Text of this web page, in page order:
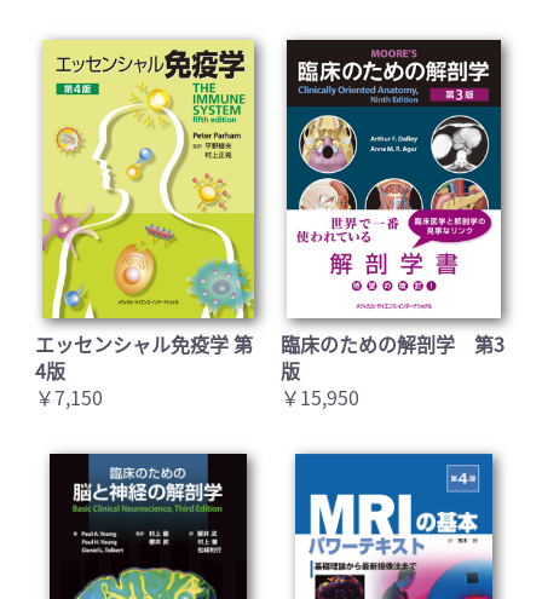
エッセンシャル免疫学 第
4版
￥7,150
臨床のための解剖学 第3
版
￥15,950